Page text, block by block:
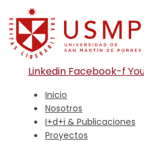
Linkedin Facebook-f
Inicio
Nosotros
I+d+i & Publicaciones
Proyectos